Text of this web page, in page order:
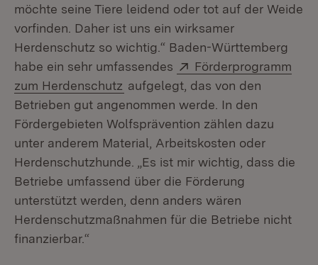
möchte seine Tiere leidend oder tot auf der Weide
vorfinden. Daher ist uns ein wirksamer
Herdenschutz so wichtig.“ Baden-Württemberg
habe ein sehr umfassendes
Extern:
Förderprogramm
zum Herdenschutz (Öffnet in neuem Fenster)
aufgelegt, das von den
Betrieben gut angenommen werde. In den
Fördergebieten Wolfsprävention zählen dazu
unter anderem Material, Arbeitskosten oder
Herdenschutzhunde. „Es ist mir wichtig, dass die
Betriebe umfassend über die Förderung
unterstützt werden, denn anders wären
Herdenschutzmaßnahmen für die Betriebe nicht
finanzierbar.“